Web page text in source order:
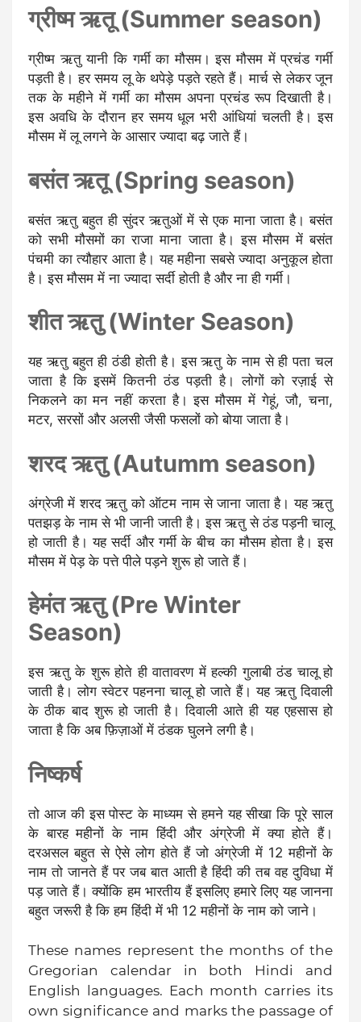
ग्रीष्म ऋतू (Summer season)
ग्रीष्म ऋतु यानी कि गर्मी का मौसम। इस मौसम में प्रचंड गर्मी
पड़ती है। हर समय लू के थपेड़े पड़ते रहते हैं। मार्च से लेकर जून
तक के महीने में गर्मी का मौसम अपना प्रचंड रूप दिखाती है।
इस अवधि के दौरान हर समय धूल भरी आंधियां चलती है। इस
मौसम में लू लगने के आसार ज्यादा बढ़ जाते हैं।
बसंत ऋतू (Spring season)
बसंत ऋतु बहुत ही सुंदर ऋतुओं में से एक माना जाता है। बसंत
को सभी मौसमों का राजा माना जाता है। इस मौसम में बसंत
पंचमी का त्यौहार आता है। यह महीना सबसे ज्यादा अनुकूल होता
है। इस मौसम में ना ज्यादा सर्दी होती है और ना ही गर्मी।
शीत ऋतु (Winter Season)
यह ऋतु बहुत ही ठंडी होती है। इस ऋतु के नाम से ही पता चल
जाता है कि इसमें कितनी ठंड पड़ती है। लोगों को रज़ाई से
निकलने का मन नहीं करता है। इस मौसम में गेहूं, जौ, चना,
मटर, सरसों और अलसी जैसी फसलों को बोया जाता है।
शरद ऋतु (Autumm season)
अंग्रेजी में शरद ऋतु को ऑटम नाम से जाना जाता है। यह ऋतु
पतझड़ के नाम से भी जानी जाती है। इस ऋतु से ठंड पड़नी चालू
हो जाती है। यह सर्दी और गर्मी के बीच का मौसम होता है। इस
मौसम में पेड़ के पत्ते पीले पड़ने शुरू हो जाते हैं।
हेमंत ऋतु (Pre Winter
Season)
इस ऋतु के शुरू होते ही वातावरण में हल्की गुलाबी ठंड चालू हो
जाती है। लोग स्वेटर पहनना चालू हो जाते हैं। यह ऋतु दिवाली
के ठीक बाद शुरू हो जाती है। दिवाली आते ही यह एहसास हो
जाता है कि अब फ़िज़ाओं में ठंडक घुलने लगी है।
निष्कर्ष
तो आज की इस पोस्ट के माध्यम से हमने यह सीखा कि पूरे साल
के बारह महीनों के नाम हिंदी और अंग्रेजी में क्या होते हैं।
दरअसल बहुत से ऐसे लोग होते हैं जो अंग्रेजी में 12 महीनों के
नाम तो जानते हैं पर जब बात आती है हिंदी की तब वह दुविधा में
पड़ जाते हैं। क्योंकि हम भारतीय हैं इसलिए हमारे लिए यह जानना
बहुत जरूरी है कि हम हिंदी में भी 12 महीनों के नाम को जाने।
These names represent the months of the
Gregorian calendar in both Hindi and
English languages. Each month carries its
own significance and marks the passage of